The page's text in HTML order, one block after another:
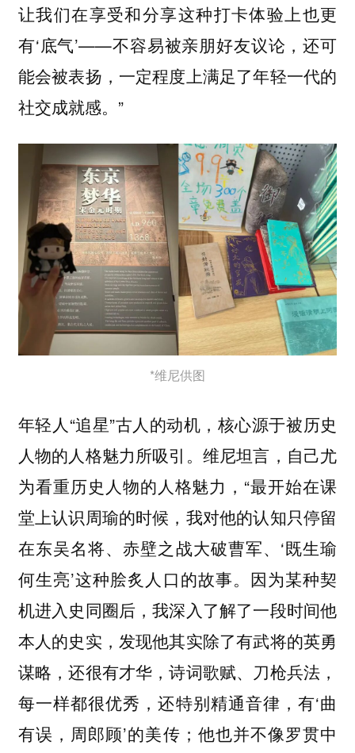
让我们在享受和分享这种打卡体验上也更
有‘底气’——不容易被亲朋好友议论，还可
能会被表扬，一定程度上满足了年轻一代的
社交成就感。”
*维尼供图
年轻人“追星”古人的动机，核心源于被历史
人物的人格魅力所吸引。维尼坦言，自己尤
为看重历史人物的人格魅力，“最开始在课
堂上认识周瑜的时候，我对他的认知只停留
在东吴名将、赤壁之战大破曹军、‘既生瑜
何生亮’这种脍炙人口的故事。因为某种契
机进入史同圈后，我深入了解了一段时间他
本人的史实，发现他其实除了有武将的英勇
谋略，还很有才华，诗词歌赋、刀枪兵法，
每一样都很优秀，还特别精通音律，有‘曲
有误，周郎顾’的美传；他也并不像罗贯中